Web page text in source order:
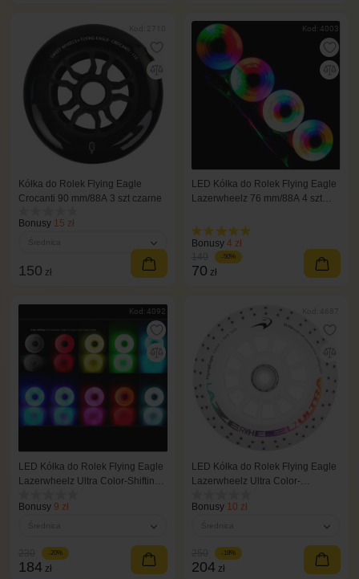
Kółka do Rolek Flying Eagle
Crocanti 90 mm/88A 3 szt czarne
Bonusy 15 zł
150 zł
Kod: 4003
LED Kółka do Rolek Flying Eagle
Lazerwheelz 76 mm/88A 4 szt
Bonusy 4 zł
-50%
70 zł
Kod: 4092
LED Kółka do Rolek Flying Eagle
Lazerwheelz Ultra Color-Shifting
Bonusy 9 zł
-20%
184 zł
LED Kółka do Rolek Flying Eagle
Lazerwheelz Ultra Color-
Bonusy 10 zł
-18%
204 zł